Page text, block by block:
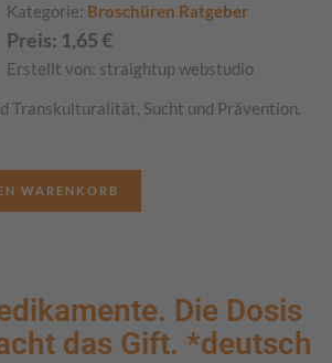
Kategorie: Broschüren Ratgeber
Preis: 1,65€
Erstellt von: straightup webstudio
Transkulturalität, Sucht und Prävention.
Die Dosis
das Gift. *deutsch